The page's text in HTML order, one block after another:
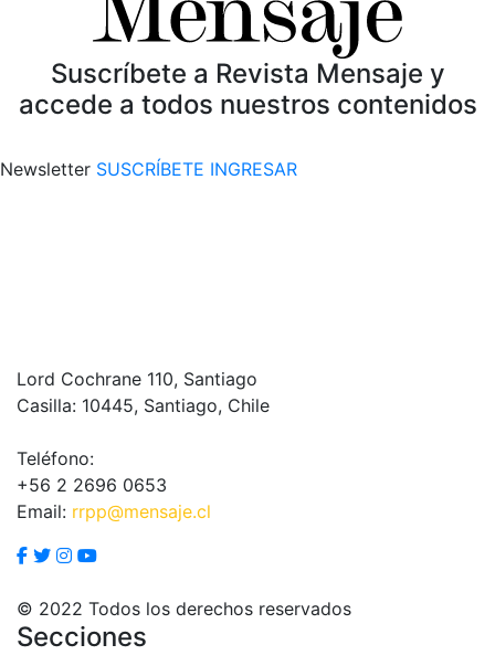
Suscríbete a Revista Mensaje y
accede a todos nuestros contenidos
Newsletter SUSCRÍBETE INGRESAR
Lord Cochrane 110, Santiago
Casilla: 10445, Santiago, Chile
Teléfono:
+56 2 2696 0653
Email: rrpp@mensaje.cl
© 2022 Todos los derechos reservados
Secciones